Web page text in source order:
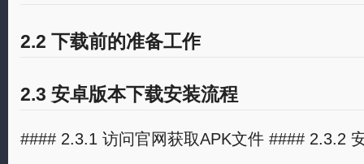
2.2 下载前的准备工作
2.3 安卓版本下载安装流程
#### 2.3.1 访问官网获取APK文件 #### 2.3.2